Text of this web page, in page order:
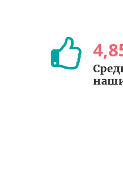
4,